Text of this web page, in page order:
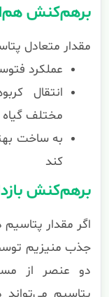
برهم‌کنش
مقدار متعادل
عملکرد
انتقال
مختلف
به ساخت
کند
برهم‌کنش
اگر مقدار
جذب منیزیم
دو عنصر از